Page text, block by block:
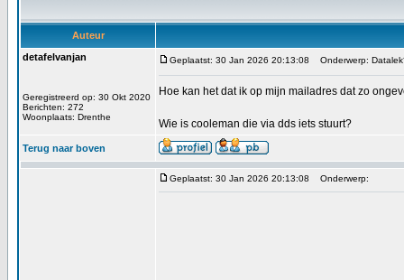
Auteur
detafelvanjan
Geregistreerd op: 30 Okt 2020
Berichten: 272
Woonplaats: Drenthe
Geplaatst: 30 Jan 2026 20:13:08 Onderwerp:
Hoe kan het dat ik op mijn mailadres dat zo
Wie is cooleman die via dds iets stuurt?
Terug naar boven
Geplaatst: 30 Jan 2026 20:13:08 Onderwerp: